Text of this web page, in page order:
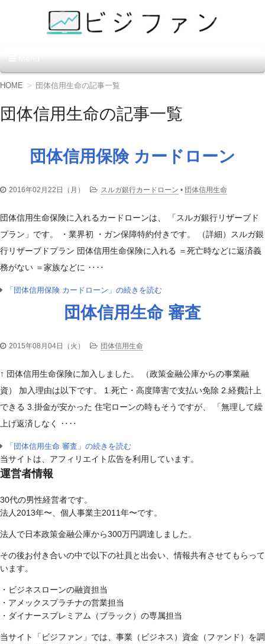
ン】
コ
テ
ン
HOME 団体信用生命の記事一覧
団体信用生命の記事一覧
団体信用保険 カードローン
2016年02月22日（月） スルガ銀行カードローン • 団体信用生命
団体信用生命保険に入れるカードローンは、 「スルガ銀行リザーブド
プラン」です。 ・業界初 ・ガン保障特約付きです。 （詳細）スルガ銀
行リザーブドプラン 団体信用生命保険に入れる ＝死亡時などに返済義
務がない ＝家族などに ‥‥
「団体信用保険 カードローン」の続きを読む
団体信用生命 審査
2015年08月04日（火） 団体信用生命
↑ 団体信用生命保険に加入しました。 （政策金融公庫からの事業融
資） 加入理由は以下です。 1.死亡・高度障害で支払い免除 2.経費計上
できる 3.掛金が安かった 住宅ローンの時もそうですが、 「無理して繰
上げ返済しなく ‥‥
「団体信用生命 審査」の続きを読む
当サイトは、アフィリエイト広告を利用しています。
運営者情報
30代の男性経営者です。
法人2013年〜、個人事業主2011年〜です。
法人で日本政策金融公庫から300万円調達しました。
その後お付き合いの中で以下の社員と出会い、情報共有させてもらって
います。
・ビジネスローンの融資担当
・アメックスプラチナの営業担当
・ダイナースプレミアム（ブラック）の専属担当
当サイト「ビジファン」では、事業（ビジネス）資金（ファンド）を調